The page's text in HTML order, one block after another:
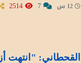
القحطاني: "انتهت